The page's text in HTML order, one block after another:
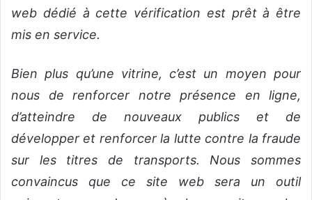
web dédié à cette vérification est prêt à être
mis en service.
Bien plus qu’une vitrine, c’est un moyen pour
nous de renforcer notre présence en ligne,
d’atteindre de nouveaux publics et de
développer et renforcer la lutte contre la fraude
sur les titres de transports. Nous sommes
convaincus que ce site web sera un outil